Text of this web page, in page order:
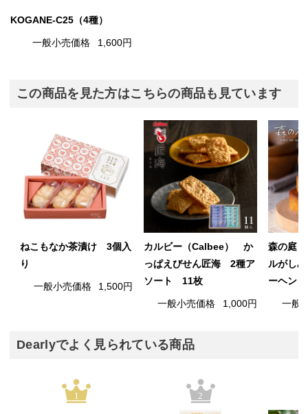
KOGANE-C25（4種）
一般小売価格 1,600円
この商品を見た方はこちらの商品も見ています
ねこもなか茶漬け 3個入
り
一般小売価格 1,500円
カルビー（Calbee） か
っぱえびせん匠海 2種ア
ソート 11枚
一般小売価格 1,000円
森の庭
ルがし
ーヘン
一般
Dearlyでよく見られている商品
1 2